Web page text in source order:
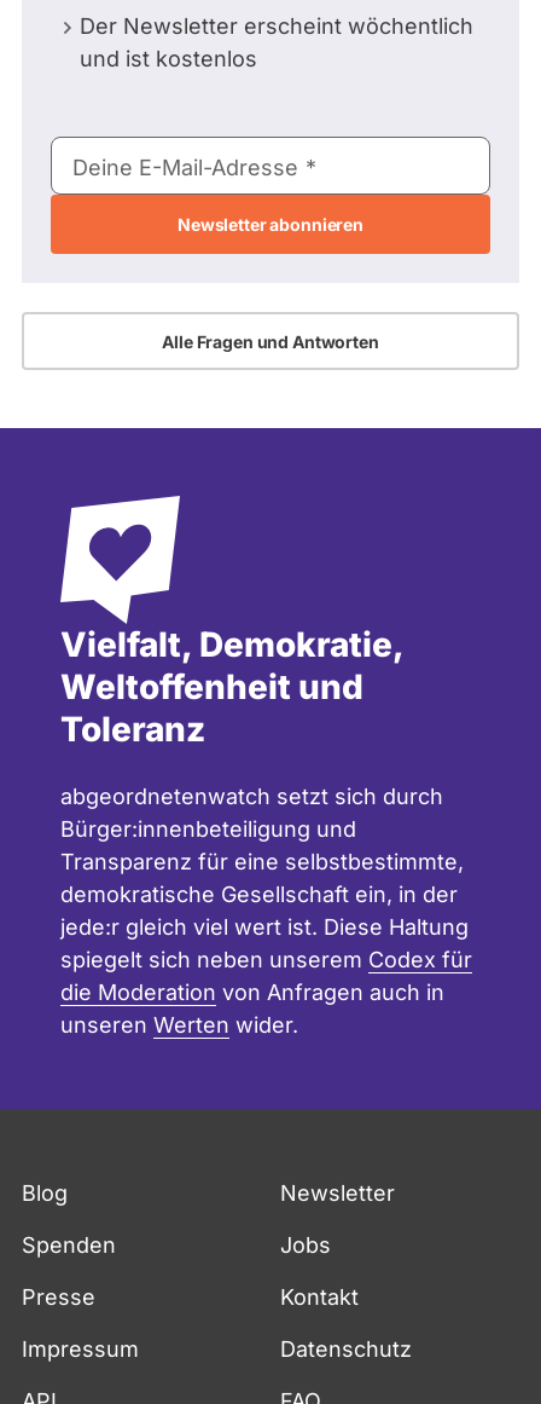
Der Newsletter erscheint wöchentlich
und ist kostenlos
E-
Mail-
Deine E-Mail-Adresse
Alle Fragen und Antworten
Vielfalt, Demokratie,
Weltoffenheit und
Toleranz
abgeordnetenwatch setzt sich durch
Bürger:innenbeteiligung und
Transparenz für eine selbstbestimmte,
demokratische Gesellschaft ein, in der
jede:r gleich viel wert ist. Diese Haltung
spiegelt sich neben unserem Codex für
die Moderation von Anfragen auch in
unseren Werten wider.
Blog Newsletter
Spenden Jobs
Presse Kontakt
Impressum Datenschutz